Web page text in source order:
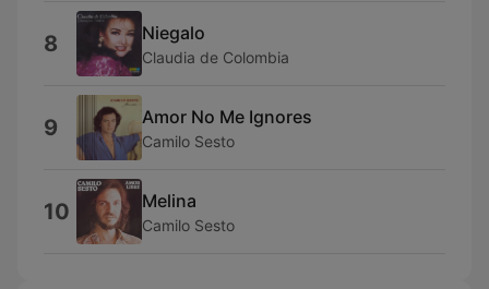
8 Niegalo
Claudia de Colombia
9 Amor No Me Ignores
Camilo Sesto
10 Melina
Camilo Sesto